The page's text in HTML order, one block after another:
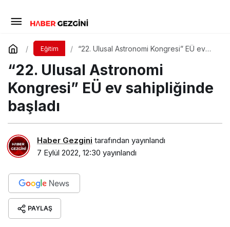
Eğitim
“22. Ulusal Astronomi Kongresi” EÜ ev
“22. Ulusal Astronomi
Kongresi” EÜ ev sahipliğinde
başladı
Haber Gezgini tarafından yayınlandı
7 Eylül 2022, 12:30 yayınlandı
PAYLAŞ